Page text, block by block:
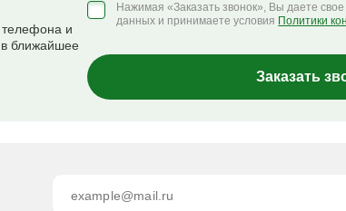
телефона и
ближайшее
Нажимая «Заказать звонок», Вы даете
данных и принимаете условия Политики
Заказать